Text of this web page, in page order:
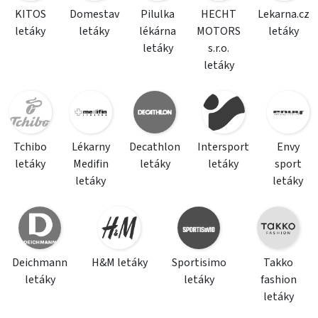
KITOS
letáky
Domestav
letáky
Pilulka
lékárna
letáky
HECHT
MOTORS
s.r.o.
letáky
Lekarna.cz
letáky
Tchibo
letáky
Lékarny
Medifin
letáky
Decathlon
letáky
Intersport
letáky
Envy
sport
letáky
Deichmann
letáky
H&M letáky
Sportisimo
letáky
Takko
fashion
letáky